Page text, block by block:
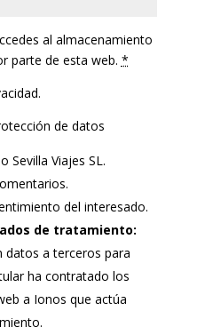
al almacenamiento
parte de esta web. *
de datos
Sevilla Viajes SL.
del interesado.
de tratamiento:
datos a terceros para
ha contratado los
a Ionos que actúa